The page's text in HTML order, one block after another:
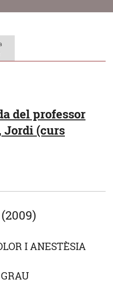
del professor
Jordi (curs
I ANESTÈSIA